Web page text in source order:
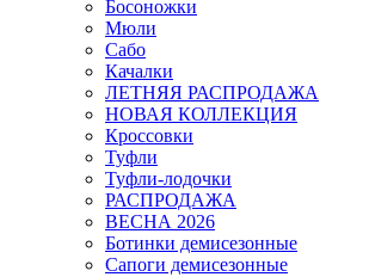
Босоножки
Мюли
Сабо
Качалки
ЛЕТНЯЯ РАСПРОДАЖА
НОВАЯ КОЛЛЕКЦИЯ
Кроссовки
Туфли
Туфли-лодочки
РАСПРОДАЖА
ВЕСНА 2026
Ботинки демисезонные
Сапоги демисезонные